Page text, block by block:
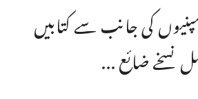
کی جانب سے کتابیں
نسخے ضائع ...